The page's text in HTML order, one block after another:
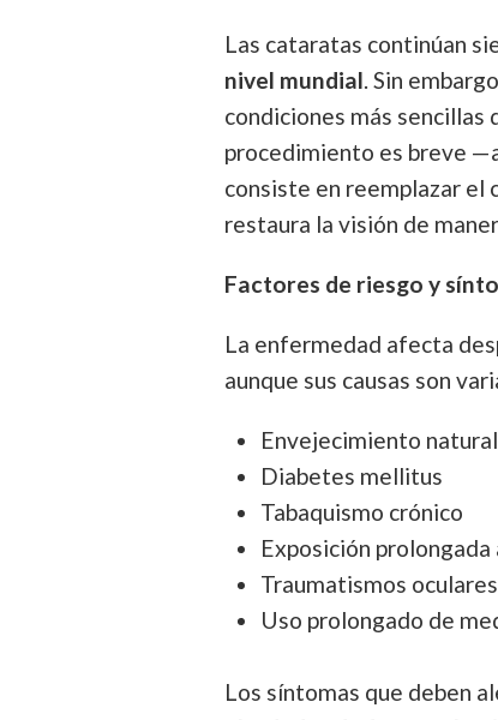
Las cataratas continúan
nivel mundial. Sin
condiciones más
procedimiento es breve
consiste en reemplazar el
restaura la visión de
Factores de riesgo y
La enfermedad afecta
aunque sus causas son
Envejecimiento
Diabetes mellitus
Tabaquismo crónico
Exposición
Traumatismos
Uso prolongado de
Los síntomas que deben